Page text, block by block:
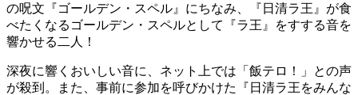
の呪文『ゴールデン・スペル』にちなみ、『日清ラ王』が食
べたくなるゴールデン・スペルとして『ラ王』をすする音を
響かせる二人！
深夜に響くおいしい音に、ネット上では「飯テロ！」との声
が殺到。また、事前に参加を呼びかけた『日清ラ王をみんな